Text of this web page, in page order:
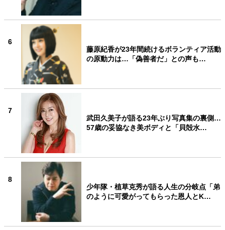
6
藤原紀香が23年間続けるボランティア活動
の原動力は…「偽善者だ」との声も…
7
武田久美子が語る23年ぶり写真集の裏側…
57歳の妥協なき美ボディと「貝殻水…
8
少年隊・植草克秀が語る人生の分岐点「弟
のように可愛がってもらった恩人とK…